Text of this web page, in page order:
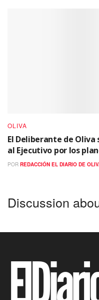
OLIVA
El Deliberante de
al Ejecutivo por los
POR REDACCIÓN EL DIARIO DE
Discussion